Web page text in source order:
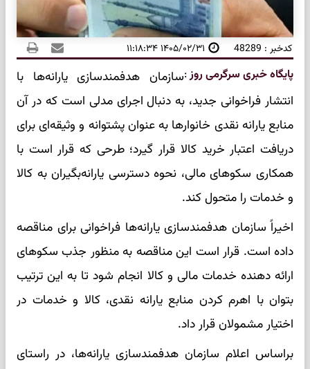
کدخبر : 48289 ۱۴۰۵/۰۲/۳۱ ۱۱:۱۸:۳۴
پایگاه خبری سرگرمی روز:سازمان هدفمندسازی یارانه‌ها با
انتشار فراخوانی جدید، به دنبال اجرای مدلی است که در آن
منابع یارانه نقدی خانوار‌ها به عنوان پشتوانه و وثیقه‌ای برای
دریافت اعتبار خرید کالا قرار گیرد؛ طرحی که قرار است با
همکاری سکو‌های مالی، نحوه دسترسی یارانه‌بگیران به کالا
و خدمات را متحول کند.
اخیراً سازمان هدفمندسازی یارانه‌ها فراخوانی برای مناقصه
داده است. قرار است این مناقصه به منظور جذب سکو‌های
ارائه دهنده خدمات مالی و کالا انجام شود تا به این ترتیب
بتوان با اهرم کردن منابع یارانه نقدی، کالا و خدمات در
اختیار مشمولان قرار داد.
براساس اعلام سازمان هدفمندسازی یارانه‌ها، در راستای